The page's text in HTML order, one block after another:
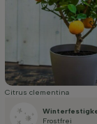
Citrus clementina
Frostfrei